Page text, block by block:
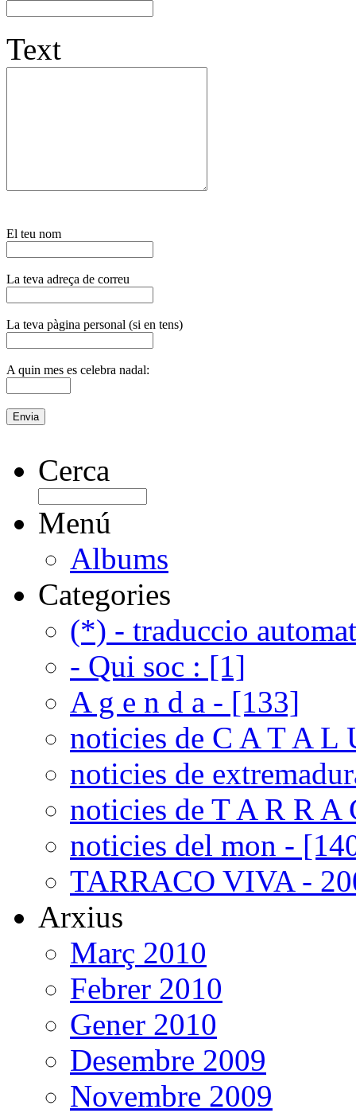
Text
El teu nom
La teva adreça de correu
La teva pàgina personal (si en tens)
A quin mes es celebra nadal:
Cerca
Menú
Albums
Categories
(*) - traduccio
- Qui soc : [1]
A g e n d a - [133]
noticies de C A T A L
noticies de
noticies de T A R R A
noticies del mon -
TARRACO VIVA -
Arxius
Març 2010
Febrer 2010
Gener 2010
Desembre 2009
Novembre 2009